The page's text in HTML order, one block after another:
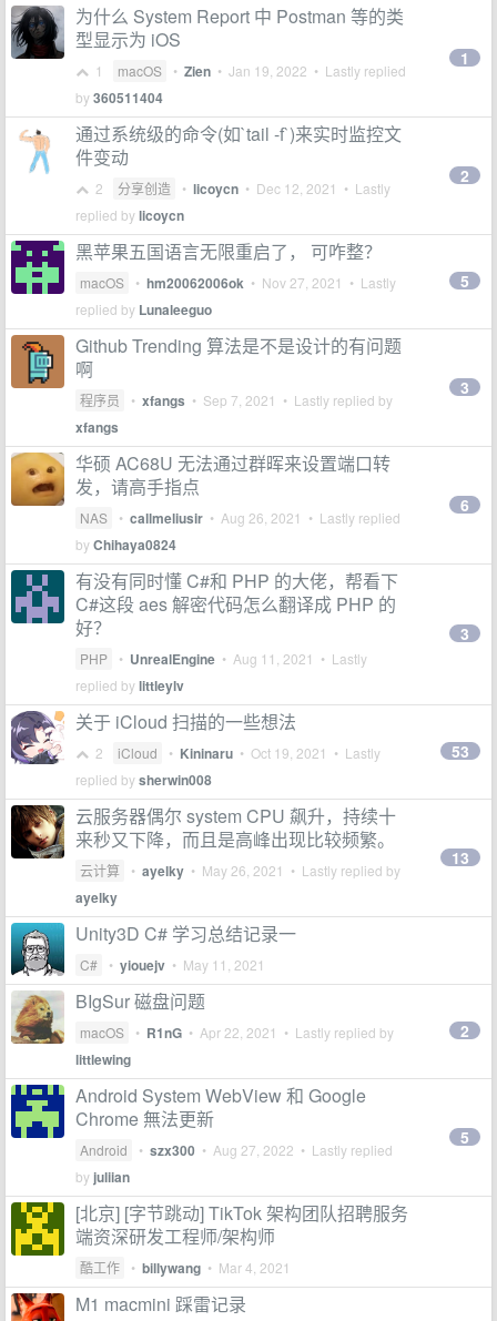
为什么 System Report 中 Postman 等的类
型显示为 iOS
1 macOS • Zien • Jan 19, 2022 • Lastly replied
by360511404
1
通过系统级的命令(如`tail -f`)来实时监控文
件变动
2 分享创造 • licoycn • Dec 12, 2021 • Lastly
replied bylicoycn
2
黑苹果五国语言无限重启了， 可咋整？
macOS • hm20062006ok • Nov 27, 2021 • Lastly
replied by Lunaleeguo
5
Github Trending 算法是不是设计的有问题
啊
程序员 • xfangs • Sep 7, 2021 • Lastly replied by
xfangs
3
华硕 AC68U 无法通过群晖来设置端口转
发，请高手指点
NAS • callmeliusir • Aug 26, 2021 • Lastly replied
byChihaya0824
6
有没有同时懂 C#和 PHP 的大佬，帮看下
C#这段 aes 解密代码怎么翻译成 PHP 的
好？
PHP • UnrealEngine • Aug 11, 2021 • Lastly
replied bylittleylv
3
关于 iCloud 扫描的一些想法
2 iCloud • Kininaru • Oct 19, 2021 • Lastly
replied bysherwin008
53
云服务器偶尔 system CPU 飙升，持续十
来秒又下降，而且是高峰出现比较频繁。
云计算 • ayelky • May 26, 2021 • Lastly replied by
ayelky
13
Unity3D C# 学习总结记录一
C# • yiouejv • May 11, 2021
BIgSur 磁盘问题
macOS • R1nG • Apr 22, 2021 • Lastly replied by
littlewing
2
Android System WebView 和 Google
Chrome 無法更新
Android • szx300 • Aug 27, 2022 • Lastly replied
by juliian
5
[北京] [字节跳动] TikTok 架构团队招聘服务
端资深研发工程师/架构师
酷工作 • billywang • Mar 4, 2021
M1 macmini 踩雷记录